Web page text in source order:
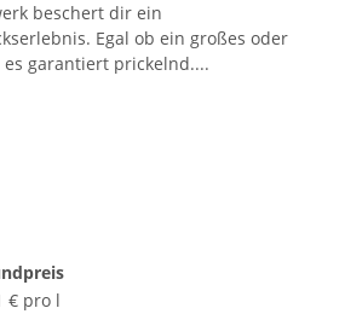
beschert dir ein
Egal ob ein großes oder
garantiert prickelnd....
€ pro l